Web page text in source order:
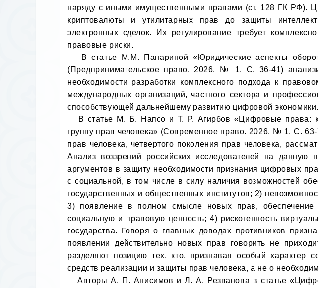
наряду с иными имущественными правами (ст. 128 ГК РФ).
криптовалюты и утилитарных прав до защиты
электронных сделок. Их регулирование требует
правовые риски.
(Предпринимательское право. 2026. № 1. С. 36-41)
необходимости разработки комплексного подхода к
международных организаций, частного сектора и
способствующей дальнейшему развитию цифровой экономики.
группу прав человека» (Современное право. 2026. № 1. С.
прав человека, четвертого поколения прав человека,
Анализ воззрений российских исследователей на
аргументов в защиту необходимости признания цифровых
с социальной, в том числе в силу наличия возможностей
государственных и общественных институтов; 2)
3) появление в полном смысле новых прав, обеспечение
социальную и правовую ценность; 4) рискогенность
государства. Говоря о главных доводах противников
появлении действительно новых прав говорить не
разделяют позицию тех, кто, признавая особый характер
средств реализации и защиты прав человека, а не о
   Авторы А. П. Анисимов и Л. А. Резванова в статье «Цифровые права граждан в России и зарубежных странах» (Современное